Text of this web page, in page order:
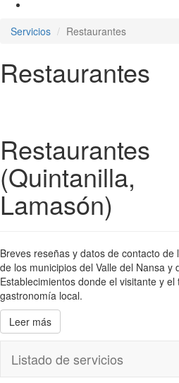
Servicios Restaurantes
Restaurantes
Restaurantes
(Quintanilla,
Lamasón)
Breves reseñas y datos de contacto
de los municipios del Valle del Nansa y
Establecimientos donde el visitante y
gastronomía local.
Leer más
Listado de servicios